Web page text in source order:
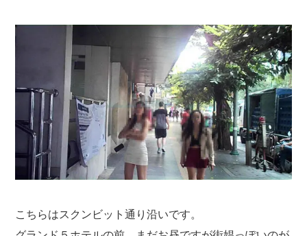
こちらはスクンビット通り沿いです。